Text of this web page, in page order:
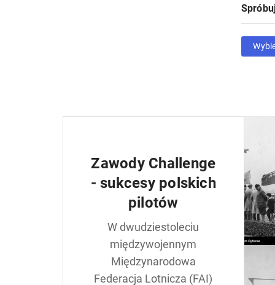
Zawody Challenge
- sukcesy polskich
pilotów
W dwudziestoleciu
międzywojennym
Międzynarodowa
Federacja Lotnicza (FAI)